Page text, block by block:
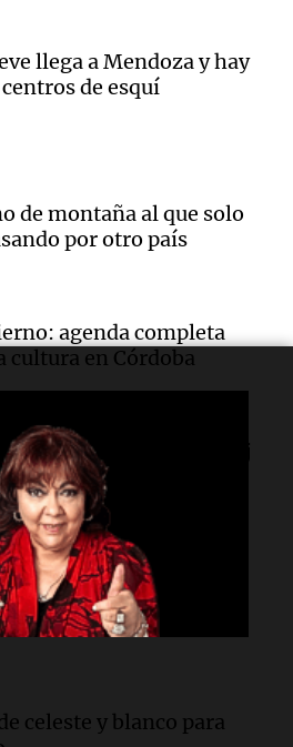
llega a Mendoza y hay
de esquí
de montaña al que solo
por otro país
agenda completa
cultura en Córdoba
alemana detrás del reloj
Paz
de la Fiesta de la
celeste y blanco para